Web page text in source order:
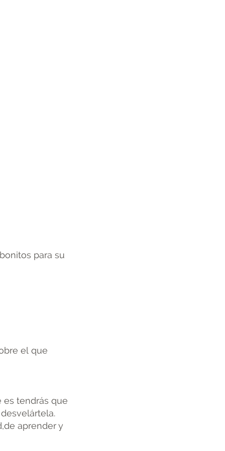
para su
el que
es tendrás que
aprender y